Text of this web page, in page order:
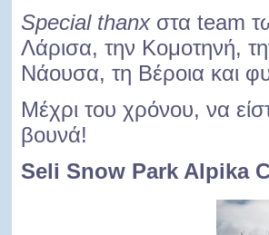
Special thanx στα team
Λάρισα, την Κομοτηνή,
Νάουσα, τη Βέροια και
Μέχρι του χρόνου, να
βουνά!
Seli Snow Park Alpika